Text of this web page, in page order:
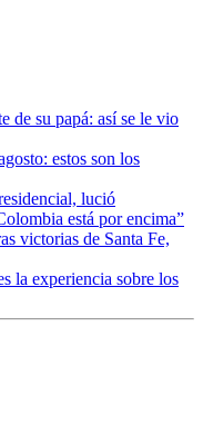
de su papá: así se le vio
estos son los
lució
está por encima”
victorias de Santa Fe,
la experiencia sobre los